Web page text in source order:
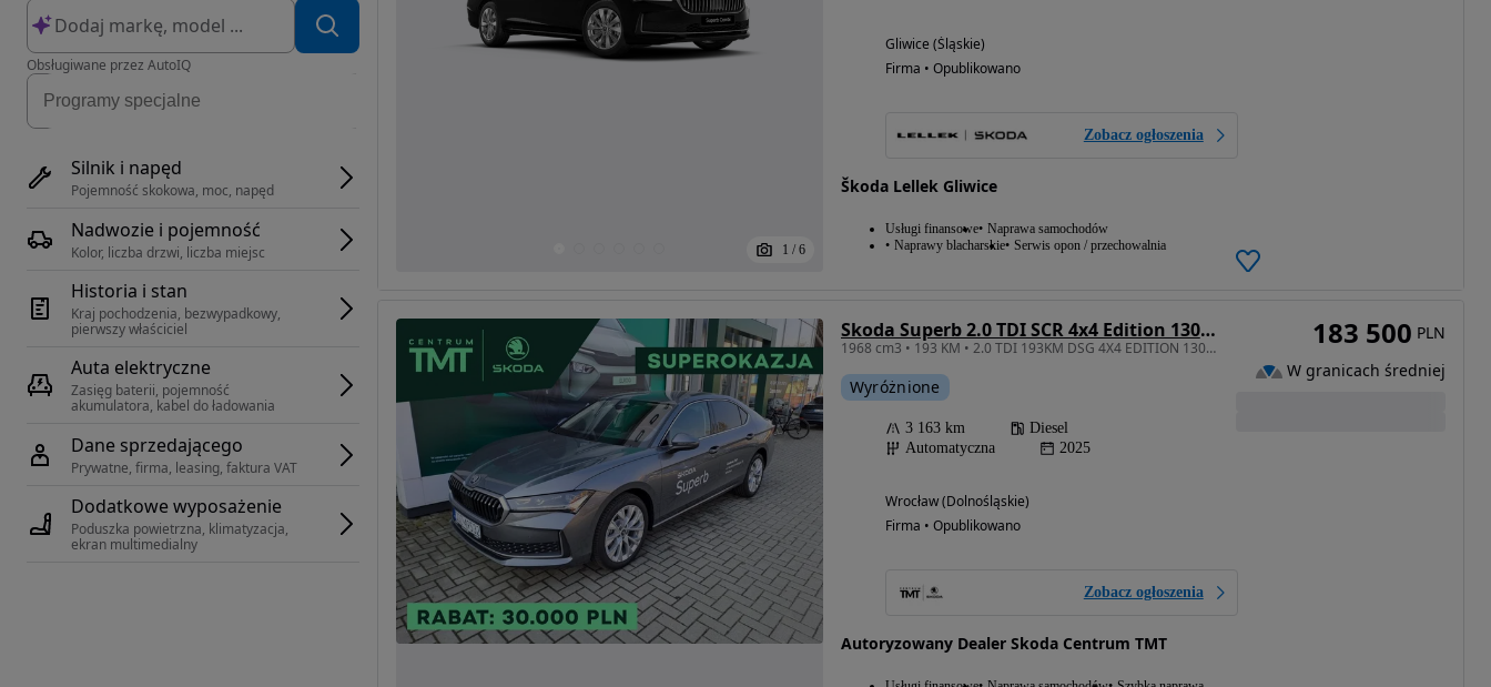
Obsługiwane przez AutoIQ
Silnik i napęd
Pojemność skokowa, moc, napęd
Nadwozie i pojemność
Kolor, liczba drzwi, liczba miejsc
Historia i stan
Kraj pochodzenia, bezwypadkowy,
pierwszy właściciel
Auta elektryczne
Zasięg baterii, pojemność
akumulatora, kabel do ładowania
Dane sprzedającego
Prywatne, firma, leasing, faktura VAT
Dodatkowe wyposażenie
Poduszka powietrzna, klimatyzacja,
ekran multimedialny
1 / 6
Gliwice (Śląskie)
Firma • Opublikowano
Zobacz ogłoszenia
Škoda Lellek Gliwice
Usługi finansowe Naprawa samochodów
Naprawy blacharskie Serwis opon / przechowalnia
Skoda Superb 2.0 TDI SCR 4x4 Edition 130 DSG
1968 cm3 • 193 KM • 2.0 TDI 193KM DSG 4X4 EDITION 130, dostępny od ręki
Wyróżnione
3 163 km
Diesel
Automatyczna
2025
Wrocław (Dolnośląskie)
Firma • Opublikowano
Zobacz ogłoszenia
Autoryzowany Dealer Skoda Centrum TMT
183 500 PLN
W granicach średniej